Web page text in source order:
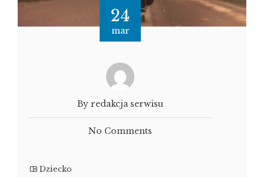
24
mar
By redakcja serwisu
No Comments
Dziecko